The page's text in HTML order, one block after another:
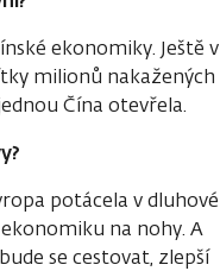
ekonomiky. Ještě v
milionů nakažených
Čína otevřela.
potácela v dluhové
na nohy. A
se cestovat, zlepší